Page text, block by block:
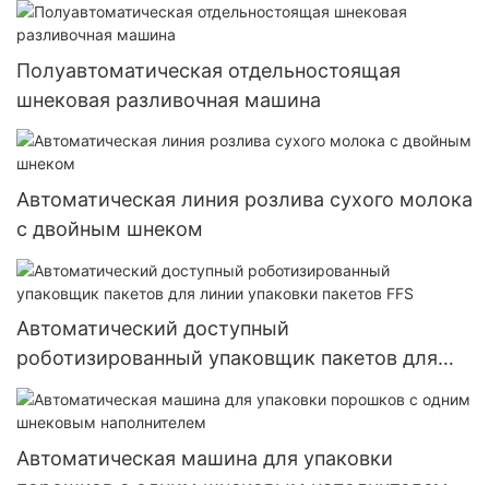
Полуавтоматическая отдельностоящая
шнековая разливочная машина
Автоматическая линия розлива сухого молока
с двойным шнеком
Автоматический доступный
роботизированный упаковщик пакетов для
линии упаковки пакетов FFS
Автоматическая машина для упаковки